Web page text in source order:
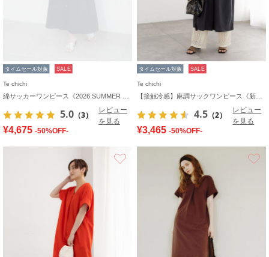
タイムセール対象 SALE
Te chichi
5.0 （3）
レビュー
を見る
¥4,675 -50%OFF-
タイムセール対象 SALE
Te chichi
4.5 （2）
レビュー
を見る
¥3,465 -50%OFF-